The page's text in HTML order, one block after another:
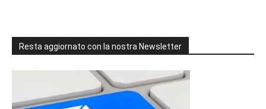
Resta aggiornato con la nostra Newsletter